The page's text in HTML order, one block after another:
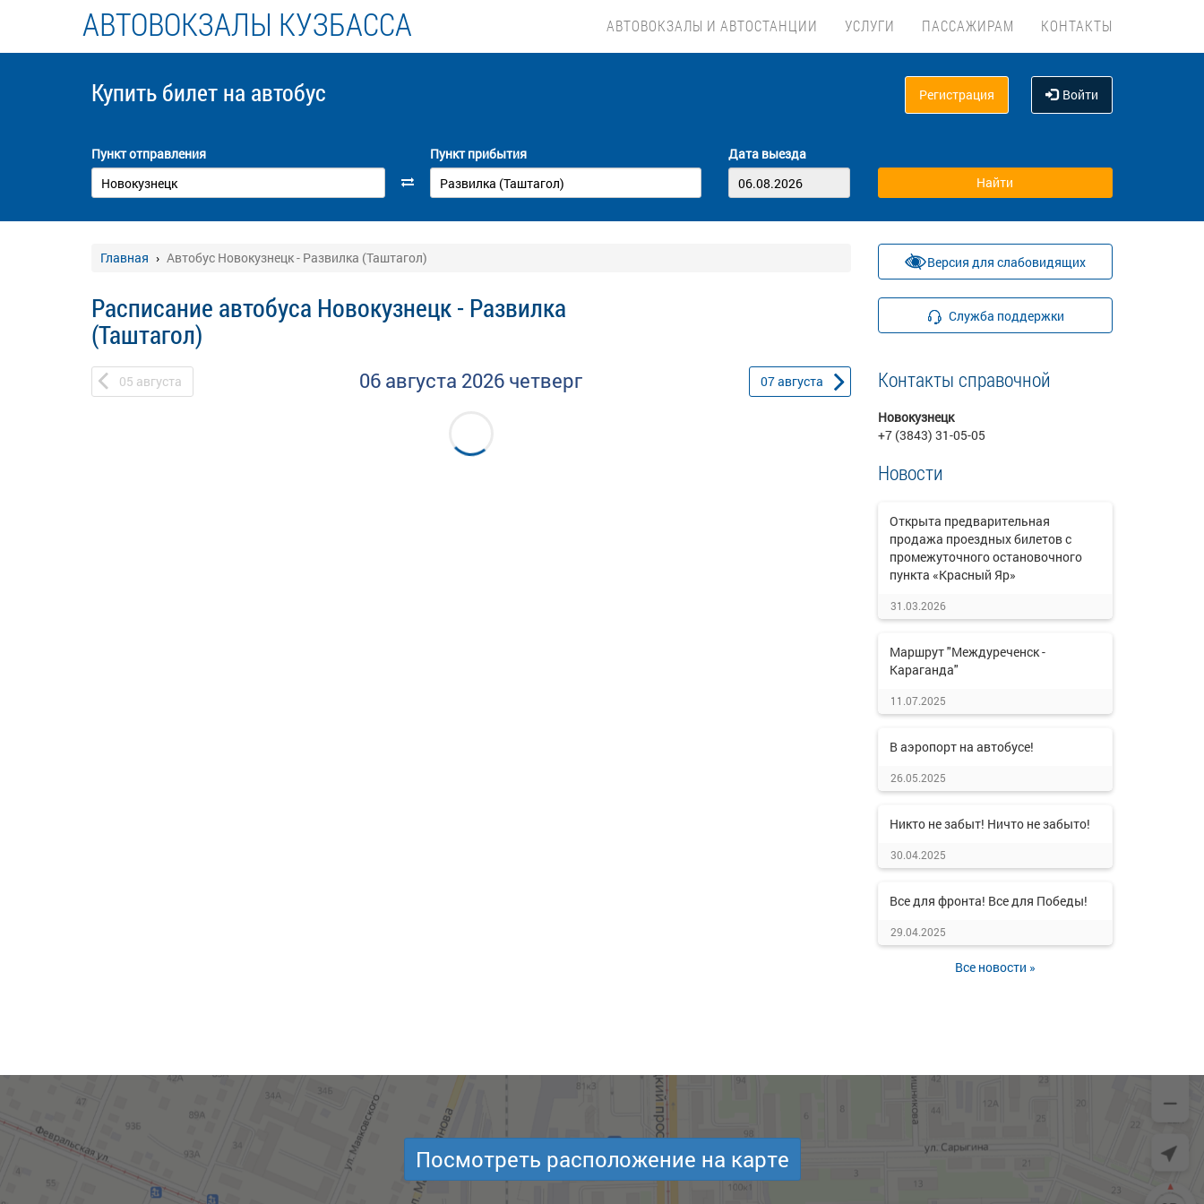
АВТОВОКЗАЛЫ КУЗБАССА АВТОВОКЗАЛЫ И АВТОСТАНЦИИ УСЛУГИ ПАССАЖИРАМ КОНТАКТЫ
Купить билет на автобус Регистрация Войти
Пункт отправления Пункт прибытия Дата выезда
Главная Автобус Новокузнецк - Развилка (Таштагол)
Расписание автобуса Новокузнецк - Развилка
(Таштагол)
05 августа 06 августа 2026 четверг 07августа
Версия для слабовидящих
Служба поддержки
Контакты справочной
Новокузнецк
+7 (3843) 31-05-05
Новости
Открыта предварительная
продажа проездных билетов с
промежуточного остановочного
пункта «Красный Яр»
31.03.2026
Маршрут "Междуреченск -
Караганда"
11.07.2025
В аэропорт на автобусе!
26.05.2025
Никто не забыт! Ничто не забыто!
30.04.2025
Все для фронта! Все для Победы!
29.04.2025
Все новости »
Посмотреть расположение на карте